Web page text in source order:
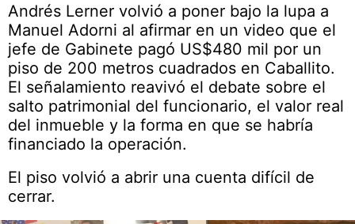
Andrés Lerner volvió a poner bajo la lupa a
Manuel Adorni al afirmar en un video que el
jefe de Gabinete pagó US$480 mil por un
piso de 200 metros cuadrados en Caballito.
El señalamiento reavivó el debate sobre el
salto patrimonial del funcionario, el valor real
del inmueble y la forma en que se habría
financiado la operación.
El piso volvió a abrir una cuenta difícil de
cerrar.